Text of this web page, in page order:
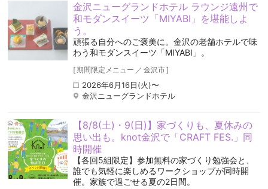
金沢ニューグランドホテル ラウンジ遠州で
和モダンスイーツ「MIYABI」を堪能しよ
う。
頑張る自分へのご褒美に。金沢の老舗ホテルで味
わう和モダンスイーツ「MIYABI」。
[期間限定メニュー ／ 金沢市]
2026年6月16日(火)〜
金沢ニューグランドホテル
【8/8(土)・9(日)】家づくりも、夏休みの
思い出も。knot金沢で「CRAFT FES.」同
時開催
【各回5組限定】参加無料の家づくり勉強会と、
誰でも気軽に楽しめるワークショップが同時開
催。家族で過ごせる夏の2日間。